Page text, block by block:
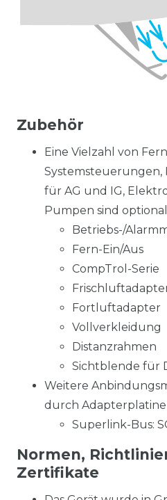
Zubehör
Eine Vielzahl von
für AG und IG,
Pumpen sind
Betriebs-/
Fern-Ein/Aus
CompTrol-Serie
Fortluftadapter
Vollverkleidung
Distanzrahmen
Sichtblende für
Weitere
durch
Superlink-Bus:
Normen,
Zertifikate